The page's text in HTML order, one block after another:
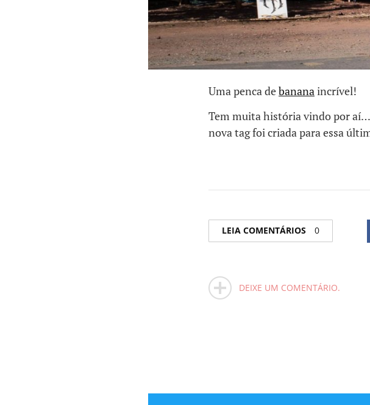
Uma penca debananaincrível!
Tem muita história vindo por aí…
nova tag foi criada para essa
LEIA COMENTÁRIOS 0
DEIXE UM COMENTÁRIO.